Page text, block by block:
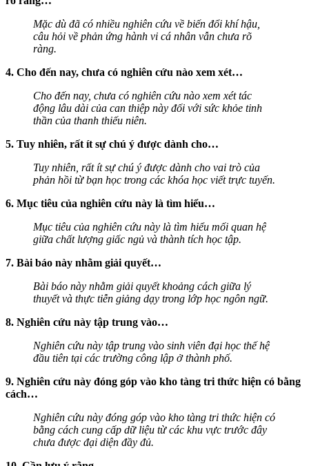
Mặc dù đã có nhiều nghiên cứu về biến đổi khí hậu,
câu hỏi về phản ứng hành vi cá nhân vẫn chưa rõ
ràng.
4. Cho đến nay, chưa có nghiên cứu nào xem xét…
Cho đến nay, chưa có nghiên cứu nào xem xét tác
động lâu dài của can thiệp này đối với sức khỏe tinh
thần của thanh thiếu niên.
5. Tuy nhiên, rất ít sự chú ý được dành cho…
Tuy nhiên, rất ít sự chú ý được dành cho vai trò của
phản hồi từ bạn học trong các khóa học viết trực tuyến.
6. Mục tiêu của nghiên cứu này là tìm hiểu…
Mục tiêu của nghiên cứu này là tìm hiểu mối quan hệ
giữa chất lượng giấc ngủ và thành tích học tập.
7. Bài báo này nhằm giải quyết…
Bài báo này nhằm giải quyết khoảng cách giữa lý
thuyết và thực tiễn giảng dạy trong lớp học ngôn ngữ.
8. Nghiên cứu này tập trung vào…
Nghiên cứu này tập trung vào sinh viên đại học thế hệ
đầu tiên tại các trường công lập ở thành phố.
9. Nghiên cứu này đóng góp vào kho tàng tri thức hiện có bằng
cách…
Nghiên cứu này đóng góp vào kho tàng tri thức hiện có
bằng cách cung cấp dữ liệu từ các khu vực trước đây
chưa được đại diện đầy đủ.